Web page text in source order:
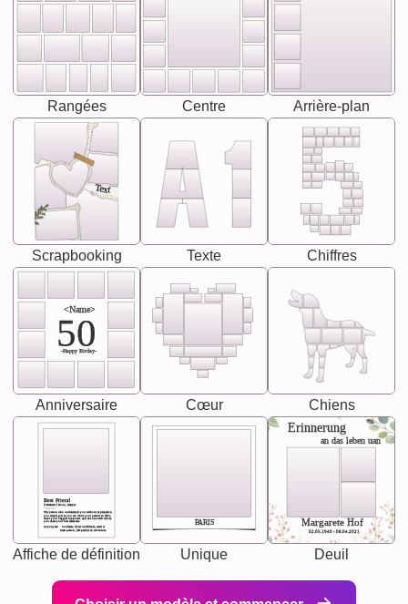
Rangées Centre Arrière-plan
Text
Scrapbooking Texte Chiffres
<Name>
50
-Happy Birday-
Anniversaire Cœur Chiens
Best Friend
[<NAME>] Noun, feminie
Synonyms: Soulmate, closet confidante, sister at
heart person, life partner in adventure.
The person who understands you without explanation
you accepts just as you are. She's your partner in life's,
chaos your biggest supporter, and the one with whom
you share your best memories.
Affiche de définition
PARIS
Unique
Erinnerung
an das leben uan
Margarete Hof
02.05.1940 - 08.04.2021
Deuil